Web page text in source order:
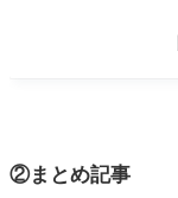
②まとめ記事